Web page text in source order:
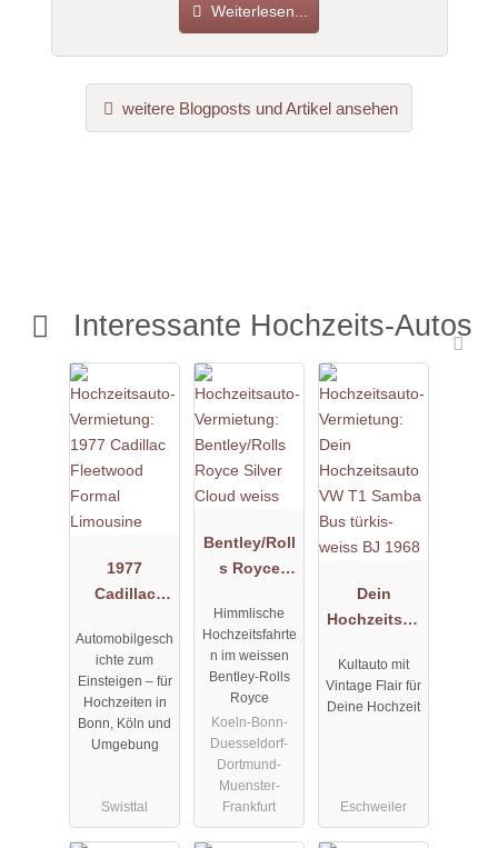
Weiterlesen...
weitere Blogposts und Artikel ansehen
Interessante Hochzeits-Autos
1977
Cadillac
Formal
Limousine
Automobilgesch
ichte zum
Einsteigen – für
Hochzeiten in
Bonn, Köln und
Umgebung
Swisttal
Bentley/Roll
s Royce
weiss
Himmlische
Hochzeitsfahrte
n im weissen
Bentley-Rolls
Royce
Koeln-Bonn-
Duesseldorf-
Dortmund-
Muenster-
Frankfurt
Dein
Hochzeitsau
Samba Bus
türkis-weiss
Kultauto mit
Vintage Flair für
Deine Hochzeit
Eschweiler